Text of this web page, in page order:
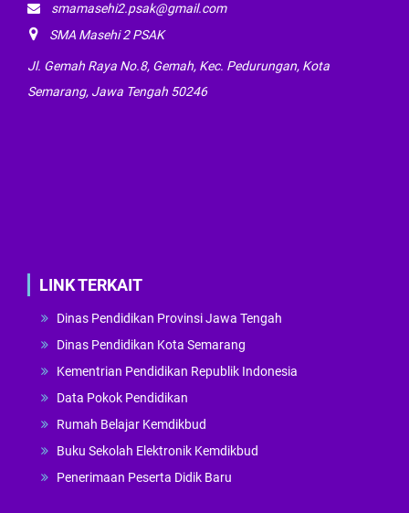
smamasehi2.psak@gmail.com
SMA Masehi 2 PSAK
Jl. Gemah Raya No.8, Gemah, Kec. Pedurungan, Kota
Semarang, Jawa Tengah 50246
LINK TERKAIT
Dinas Pendidikan Provinsi Jawa Tengah
Dinas Pendidikan Kota Semarang
Kementrian Pendidikan Republik Indonesia
Data Pokok Pendidikan
Rumah Belajar Kemdikbud
Buku Sekolah Elektronik Kemdikbud
Penerimaan Peserta Didik Baru